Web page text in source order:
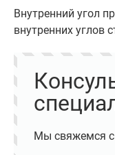
Внутренний угол
внутренних углов
Мы свяжемся с